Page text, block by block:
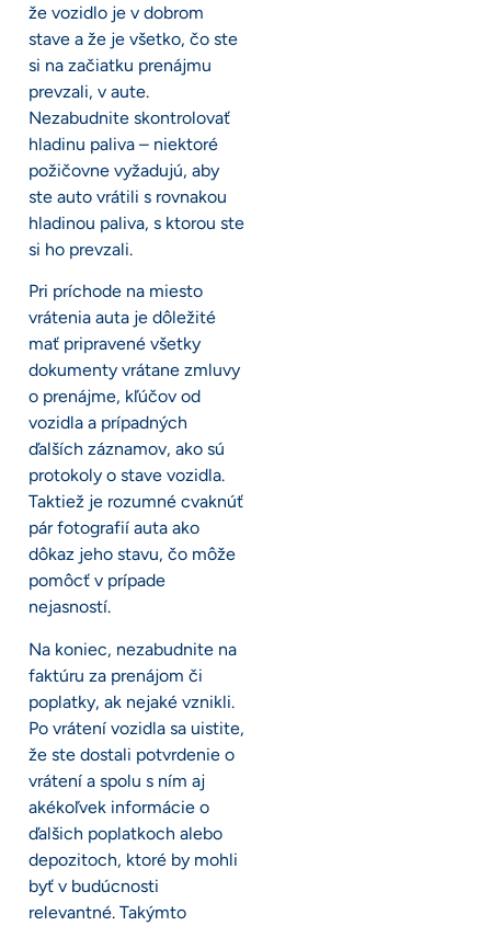
že vozidlo je v dobrom
stave a že je všetko, čo ste
si na začiatku prenájmu
prevzali, v aute.
Nezabudnite skontrolovať
hladinu paliva – niektoré
požičovne vyžadujú, aby
ste auto vrátili s rovnakou
hladinou paliva, s ktorou ste
si ho prevzali.
Pri príchode na miesto
vrátenia auta je dôležité
mať pripravené všetky
dokumenty vrátane zmluvy
o prenájme, kľúčov od
vozidla a prípadných
ďalších záznamov, ako sú
protokoly o stave vozidla.
Taktiež je rozumné cvaknúť
pár fotografií auta ako
dôkaz jeho stavu, čo môže
pomôcť v prípade
nejasností.
Na koniec, nezabudnite na
faktúru za prenájom či
poplatky, ak nejaké vznikli.
Po vrátení vozidla sa uistite,
že ste dostali potvrdenie o
vrátení a spolu s ním aj
akékoľvek informácie o
ďalšich poplatkoch alebo
depozitoch, ktoré by mohli
byť v budúcnosti
relevantné. Takýmto